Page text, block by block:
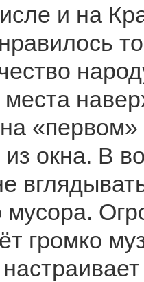
и на
места
«первом»
окна. В
мусора.
громко